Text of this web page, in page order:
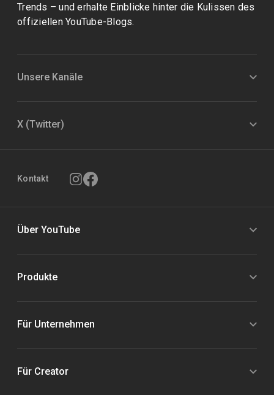
Trends – und erhalte Einblicke hinter die Kulissen des
offiziellen YouTube-Blogs.
Unsere Kanäle
X (Twitter)
Kontakt
Über YouTube
Produkte
Für Unternehmen
Für Creator